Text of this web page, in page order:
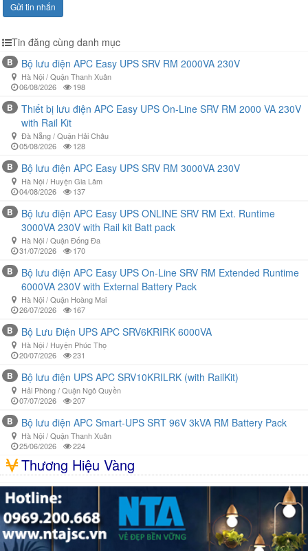
Gửi tin nhắn
Tin đăng cùng danh mục
B Bộ lưu điện APC Easy UPS SRV RM 2000VA 230V
Hà Nội / Quận Thanh Xuân
06/08/2026
198
B
Thiết bị lưu điện APC Easy UPS On-Line SRV RM 2000 VA 230V
with Rail Kit
Đà Nẵng / Quận Hải Châu
05/08/2026
128
B Bộ lưu điện APC Easy UPS SRV RM 3000VA 230V
Hà Nội / Huyện Gia Lâm
04/08/2026
137
B
Bộ lưu điện APC Easy UPS ONLINE SRV RM Ext. Runtime
3000VA 230V with Rail kit Batt pack
Hà Nội / Quận Đống Đa
31/07/2026
170
B
Bộ lưu điện APC Easy UPS On-Line SRV RM Extended Runtime
6000VA 230V with External Battery Pack
Hà Nội / Quận Hoàng Mai
26/07/2026
167
B Bộ Lưu Điện UPS APC SRV6KRIRK 6000VA
Hà Nội / Huyện Phúc Thọ
20/07/2026
231
B Bộ lưu điện UPS APC SRV10KRILRK (with RailKit)
Hải Phòng / Quận Ngô Quyền
07/07/2026
207
B Bộ lưu điện APC Smart-UPS SRT 96V 3kVA RM Battery Pack
Hà Nội / Quận Thanh Xuân
25/06/2026
224
Thương Hiệu Vàng